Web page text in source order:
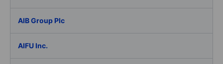
AIB Group Plc
AIFU Inc.